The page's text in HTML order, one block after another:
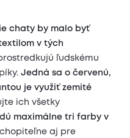
chaty by malo byť
v tých
ľudskému
Jedná sa o červenú,
je využiť zemité
ich všetky
maximálne tri farby v
aj pre